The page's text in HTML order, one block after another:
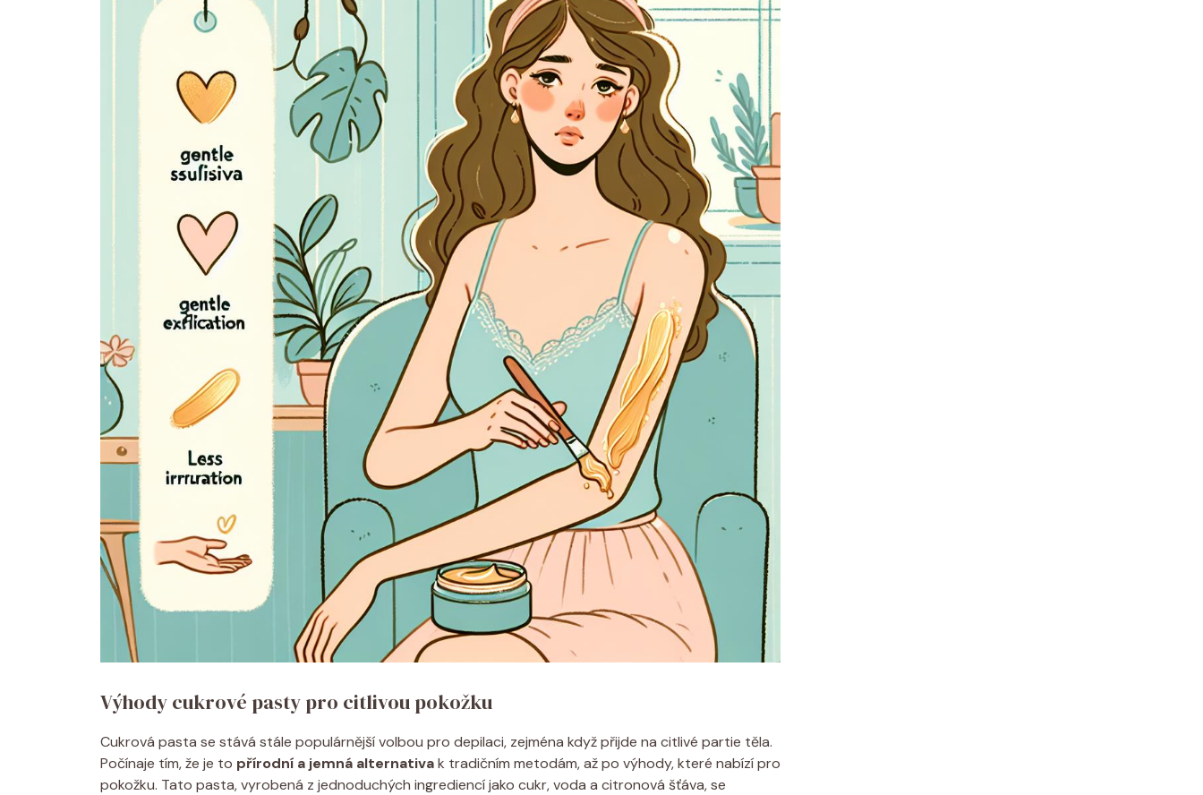
Výhody cukrové pasty pro citlivou pokožku
Cukrová pasta se stává stále populárnější volbou pro depilaci, zejména když přijde na citlivé partie těla.
Počínaje tím, že je to přírodní a jemná alternativak tradičním metodám, až po výhody, které nabízí pro
pokožku. Tato pasta, vyrobená z jednoduchých ingrediencí jako cukr, voda a citronová šťáva, se